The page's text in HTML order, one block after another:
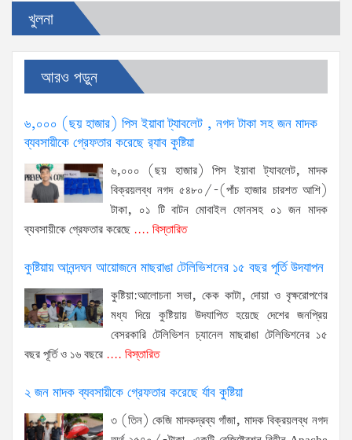
খুলনা
আরও পড়ুন
৬,০০০ (ছয় হাজার) পিস ইয়াবা ট্যাবলেট , নগদ টাকা সহ জন মাদক
ব্যবসায়ীকে গ্রেফতার করেছে র‌্যাব কুষ্টিয়া
৬,০০০ (ছয় হাজার) পিস ইয়াবা ট্যাবলেট, মাদক
বিক্রয়লব্ধ নগদ ৫৪৮০/-(পাঁচ হাজার চারশত আশি)
টাকা, ০১ টি বাটন মোবাইল ফোনসহ ০১ জন মাদক
ব্যবসায়ীকে গ্রেফতার করেছে .... বিস্তারিত
কুষ্টিয়ায় আনন্দঘন আয়োজনে মাছরাঙা টেলিভিশনের ১৫ বছর পূর্তি উদযাপন
কুষ্টিয়া:আলোচনা সভা, কেক কাটা, দোয়া ও বৃক্ষরোপণের
মধ্য দিয়ে কুষ্টিয়ায় উদযাপিত হয়েছে দেশের জনপ্রিয়
বেসরকারি টেলিভিশন চ্যানেল মাছরাঙা টেলিভিশনের ১৫
বছর পূর্তি ও ১৬ বছরে .... বিস্তারিত
২ জন মাদক ব্যবসায়ীকে গ্রেফতার করেছে র্যাব কুষ্টিয়া
৩ (তিন) কেজি মাদকদ্রব্য গাঁজা, মাদক বিক্রয়লব্ধ নগদ